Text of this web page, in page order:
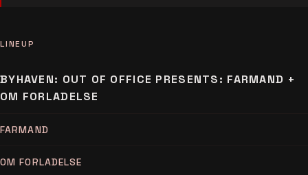
LINEUP
BYHAVEN: OUT OF OFFICE PRESENTS: FARMAND +
OM FORLADELSE
FARMAND
OM FORLADELSE